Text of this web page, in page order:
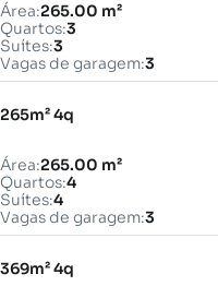
Área:265.00 m²
Quartos:3
Suítes:3
Vagas de garagem:3
265m² 4q
Área:265.00 m²
Quartos:4
Suítes:4
Vagas de garagem:3
369m² 4q